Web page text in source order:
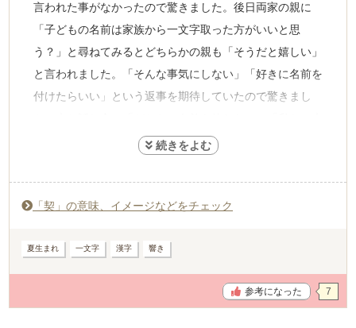
言われた事がなかったので驚きました。後日両家の親に
「子どもの名前は家族から一文字取った方がいいと思
う？」と尋ねてみるとどちらかの親も「そうだと嬉しい」
と言われました。「そんな事気にしない」「好きに名前を
付けたらいい」という返事を期待していたので驚きまし
婦だけで決める」事にしました。でも、その親戚のおじさ
思うので出産前に話す機会ができて良かったと思いまし
た。
「契」の意味、イメージなどをチェック
夏生まれ 一文字 漢字 響き
参考になった 7